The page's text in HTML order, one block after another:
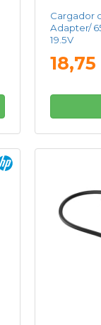
Cargador
Adapter/
19.5V